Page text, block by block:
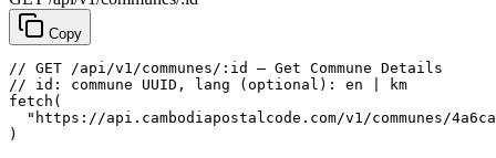
Copy
// GET /api/v1/communes/:id — Get Commune Details
// id: commune UUID, lang (optional): en | km
fetch (
"https://api.cambodiapostalcode.com/v1/communes/
)